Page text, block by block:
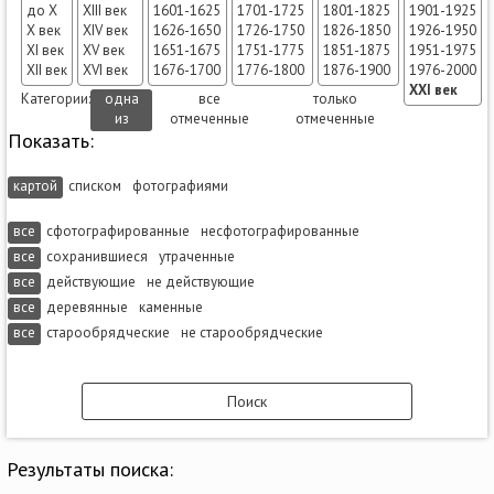
до X
X век
XI век
XII век
XIII век
XIV век
XV век
XVI век
1601-1625
1626-1650
1651-1675
1676-1700
1701-1725
1726-1750
1751-1775
1776-1800
1801-1825
1826-1850
1851-1875
1876-1900
Категории:
одна
из
все
отмеченные
только
отмеченные
1901-1925
1926-1950
1951-1975
1976-2000
XXI век
Показать:
картой списком фотографиями
все сфотографированные
несфотографированные
все
сохранившиеся
утраченные
все
действующие
не действующие
все
деревянные
каменные
все
старообрядческие не старообрядческие
Результаты поиска: